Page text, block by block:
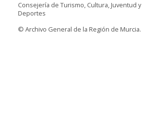
Consejería de Turismo, Cultura, Juventud y
Deportes
© Archivo General de la Región de Murcia.